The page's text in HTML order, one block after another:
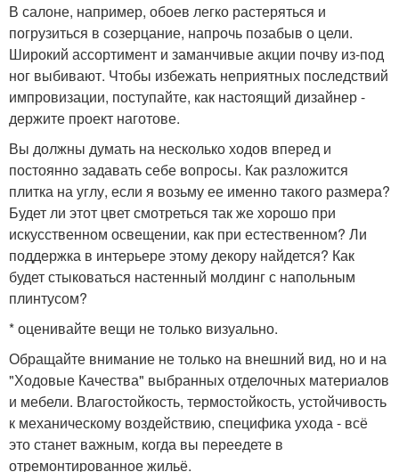
В салоне, например, обоев легко растеряться и
погрузиться в созерцание, напрочь позабыв о цели.
Широкий ассортимент и заманчивые акции почву из-под
ног выбивают. Чтобы избежать неприятных последствий
импровизации, поступайте, как настоящий дизайнер -
держите проект наготове.
Вы должны думать на несколько ходов вперед и
постоянно задавать себе вопросы. Как разложится
плитка на углу, если я возьму ее именно такого размера?
Будет ли этот цвет смотреться так же хорошо при
искусственном освещении, как при естественном? Ли
поддержка в интерьере этому декору найдется? Как
будет стыковаться настенный молдинг с напольным
плинтусом?
* оценивайте вещи не только визуально.
Обращайте внимание не только на внешний вид, но и на
"Ходовые Качества" выбранных отделочных материалов
и мебели. Влагостойкость, термостойкость, устойчивость
к механическому воздействию, специфика ухода - всё
это станет важным, когда вы переедете в
отремонтированное жильё.